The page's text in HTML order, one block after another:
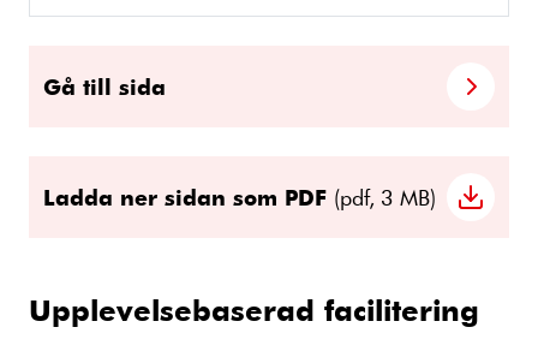
Gå till sida
Ladda ner sidan som PDF (pdf, 3 MB)
Upplevelsebaserad facilitering